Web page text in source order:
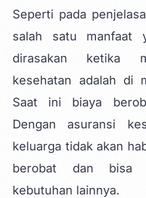
Seperti pada
salah satu manfaat
dirasakan ketika
kesehatan adalah di
Saat ini biaya
Dengan asuransi
keluarga tidak akan
berobat dan bisa
kebutuhan lainnya.